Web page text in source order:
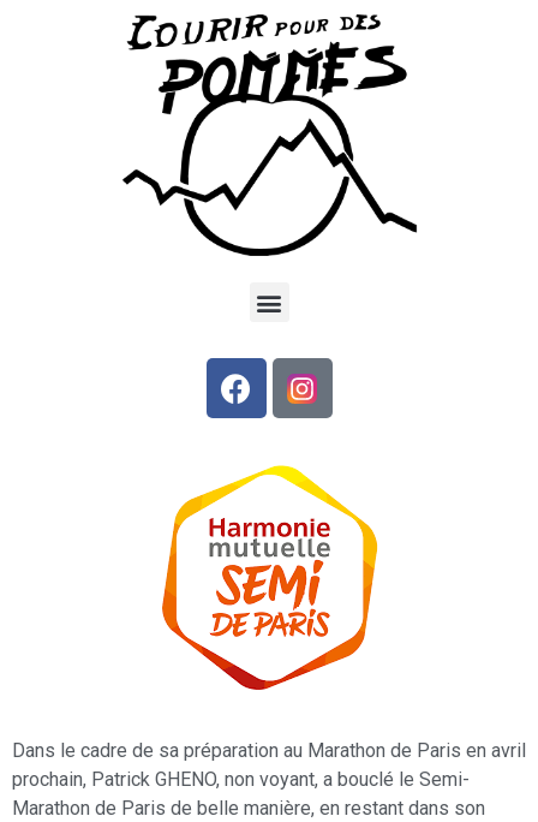
Dans le cadre de sa préparation au Marathon de Paris en avril
prochain, Patrick GHENO, non voyant, a bouclé le Semi-
Marathon de Paris de belle manière, en restant dans son